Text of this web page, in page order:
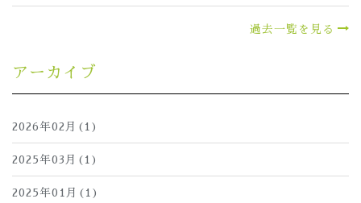
過去一覧を見る
アーカイブ
2026年02月(1)
2025年03月(1)
2025年01月(1)